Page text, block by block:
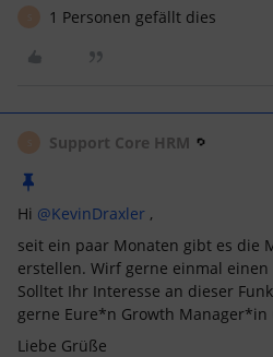
1 Personen gefällt dies
Support Core HRM
Hi @KevinDraxler ,
seit ein paar Monaten gibt es die
erstellen. Wirf gerne einmal einen
Solltet Ihr Interesse an dieser
gerne Eure*n Growth Manager*in
Liebe Grüße